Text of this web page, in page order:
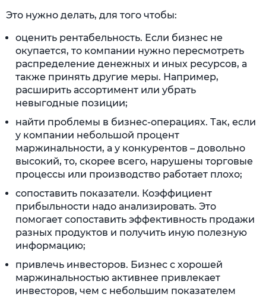
Это нужно делать, для того чтобы:
оценить рентабельность. Если бизнес не
окупается, то компании нужно пересмотреть
распределение денежных и иных ресурсов, а
также принять другие меры. Например,
расширить ассортимент или убрать
невыгодные позиции;
найти проблемы в бизнес-операциях. Так, если
у компании небольшой процент
маржинальности, а у конкурентов – довольно
высокий, то, скорее всего, нарушены торговые
процессы или производство работает плохо;
сопоставить показатели. Коэффициент
прибыльности надо анализировать. Это
помогает сопоставить эффективность продажи
разных продуктов и получить иную полезную
информацию;
привлечь инвесторов. Бизнес с хорошей
маржинальностью активнее привлекает
инвесторов, чем с небольшим показателем